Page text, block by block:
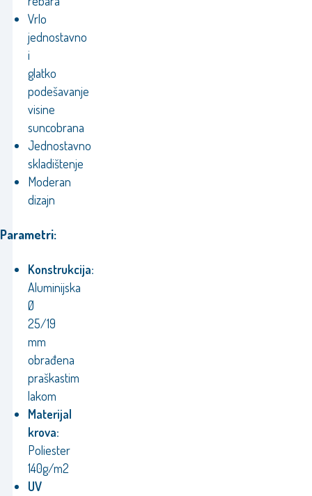
Vrlo
jednostavno
i
glatko
podešavanje
visine
suncobrana
Jednostavno
skladištenje
Moderan
dizajn
Parametri:
Konstrukcija:
Aluminijska
Ø
25/19
mm
obrađena
praškastim
lakom
Materijal
krova:
Poliester
140g/m2
UV